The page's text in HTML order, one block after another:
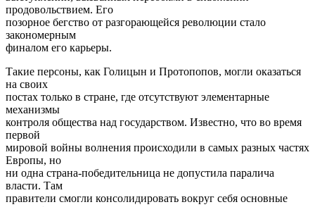
продовольствием. Его
позорное бегство от разгорающейся революции стало
закономерным
финалом его карьеры.
Такие персоны, как Голицын и Протопопов, могли оказаться
на своих
постах только в стране, где отсутствуют элементарные
механизмы
контроля общества над государством. Известно, что во время
первой
мировой войны волнения происходили в самых разных частях
Европы, но
ни одна страна-победительница не допустила паралича
власти. Там
правители смогли консолидировать вокруг себя основные